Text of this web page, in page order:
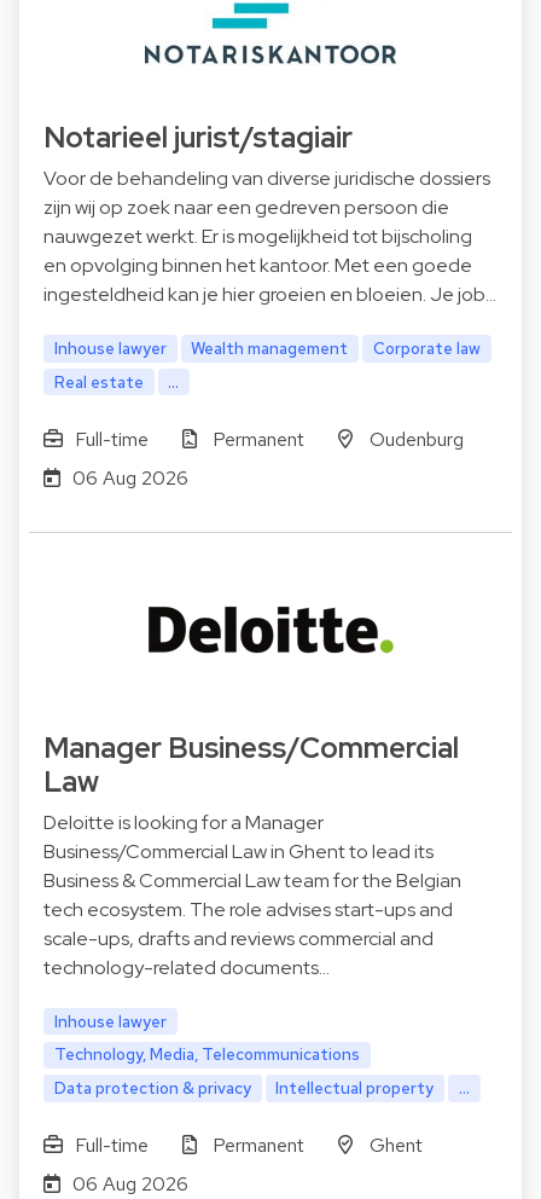
Notarieel jurist/stagiair
Voor de behandeling van diverse juridische dossiers
zijn wij op zoek naar een gedreven persoon die
nauwgezet werkt. Er is mogelijkheid tot bijscholing
en opvolging binnen het kantoor. Met een goede
ingesteldheid kan je hier groeien en bloeien. Je job…
Inhouse lawyer Wealth management
Corporate law
Real estate
...
Full-time Permanent
Oudenburg
06 Aug 2026
Manager Business/Commercial
Law
Deloitte is looking for a Manager
Business/Commercial Law in Ghent to lead its
Business & Commercial Law team for the Belgian
tech ecosystem. The role advises start-ups and
scale-ups, drafts and reviews commercial and
technology-related documents…
Inhouse lawyer
Technology, Media, Telecommunications
Data protection & privacy
Intellectual property ...
Full-time Permanent
Ghent
06 Aug 2026